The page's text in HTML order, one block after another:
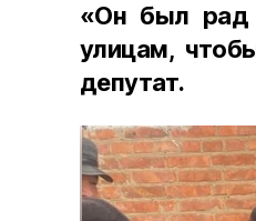
«Он был рад
улицам,
депутат.